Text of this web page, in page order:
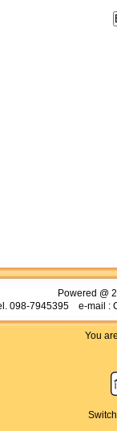
Powered @
098-7945395 e-mail :
You